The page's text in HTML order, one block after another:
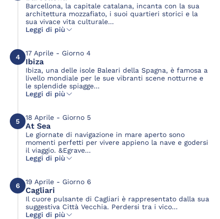
Barcellona, la capitale catalana, incanta con la sua
architettura mozzafiato, i suoi quartieri storici e la
sua vivace vita culturale...
Leggi di più
4 17 Aprile - Giorno 4
Ibiza
Ibiza, una delle isole Baleari della Spagna, è famosa a
livello mondiale per le sue vibranti scene notturne e
le splendide spiagge...
Leggi di più
5 18 Aprile - Giorno 5
At Sea
Le giornate di navigazione in mare aperto sono
momenti perfetti per vivere appieno la nave e godersi
il viaggio. &Egrave...
Leggi di più
6 19 Aprile - Giorno 6
Cagliari
Il cuore pulsante di Cagliari è rappresentato dalla sua
suggestiva Città Vecchia. Perdersi tra i vico...
Leggi di più